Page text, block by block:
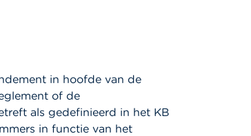
in hoofde van de
of de
als gedefinieerd in het KB
in functie van het